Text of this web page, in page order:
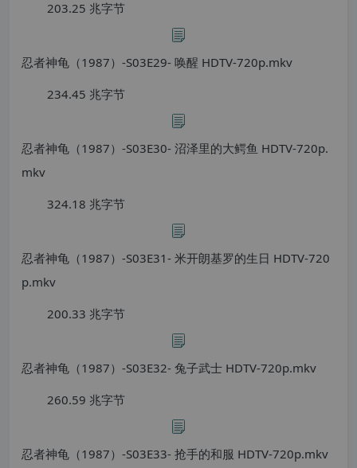
203.25 兆字节
忍者神龟（1987）-S03E29- 唤醒 HDTV-720p.mkv
234.45 兆字节
忍者神龟（1987）-S03E30- 沼泽里的大鳄鱼 HDTV-720p.
mkv
324.18 兆字节
忍者神龟（1987）-S03E31- 米开朗基罗的生日 HDTV-720
p.mkv
200.33 兆字节
忍者神龟（1987）-S03E32- 兔子武士 HDTV-720p.mkv
260.59 兆字节
忍者神龟（1987）-S03E33- 抢手的和服 HDTV-720p.mkv